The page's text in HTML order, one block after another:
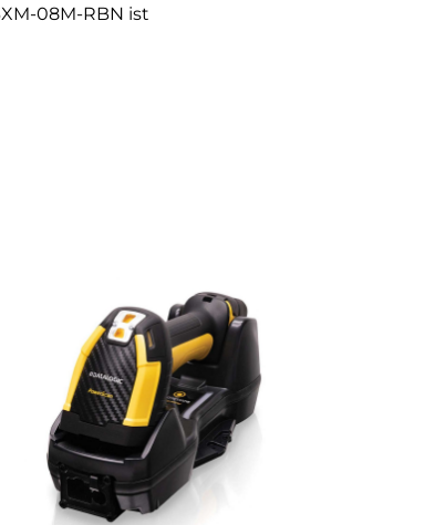
08M-RBN ist